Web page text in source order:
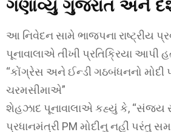
ગણાવ્યું ગુજરાત અને
આ નિવેદન સામે ભાજપના રાષ્ટ્રીય
પૂનાવાલાએ તીખી પ્રતિક્રિયા આપી
“કોંગ્રેસ અને ઈન્ડી ગઠબંધનનો મોદી
ચરમસીમાએ”
શેહઝાદ પૂનાવાલાએ કહ્યું કે, “સંજય
પ્રધાનમંત્રી PM મોદીનુ નહીં પરંતુ